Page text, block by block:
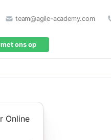
team@agile-academy.com
ons op